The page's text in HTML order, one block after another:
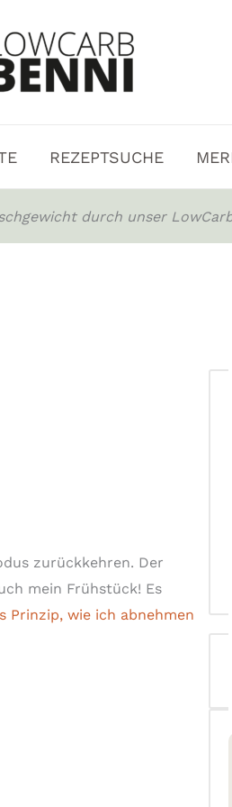
REZEPTSUCHE
durch unser
zurückkehren. Der
mein Frühstück! Es
Prinzip, wie ich abnehmen